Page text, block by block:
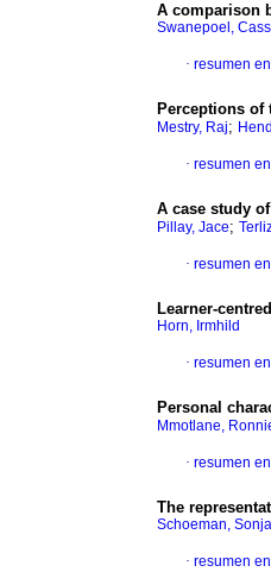
A comparison
Swanepoel,
· resumen
Perceptions of
Mestry, Raj;
· resumen
A case study
Pillay, Jace;
· resumen
Learner-
Horn, Irmhild
· resumen
Personal
Mmotlane,
· resumen
The
Schoeman, Sonja
· resumen